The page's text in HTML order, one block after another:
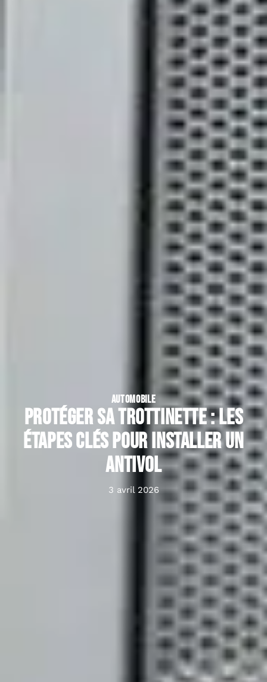
AUTOMOBILE
Protéger sa trottinette : les
étapes clés pour installer un
antivol
3 avril 2026